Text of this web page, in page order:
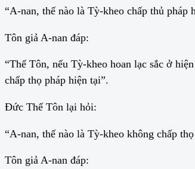
“A-nan, thế nào là Tỳ-kheo chấp thủ pháp
Tôn giả A-nan đáp:
“Thế Tôn, nếu Tỳ-kheo hoan lạc sắc ở
chấp thọ pháp hiện tại”.
Đức Thế Tôn lại hỏi:
“A-nan, thế nào là Tỳ-kheo không chấp
Tôn giả A-nan đáp: